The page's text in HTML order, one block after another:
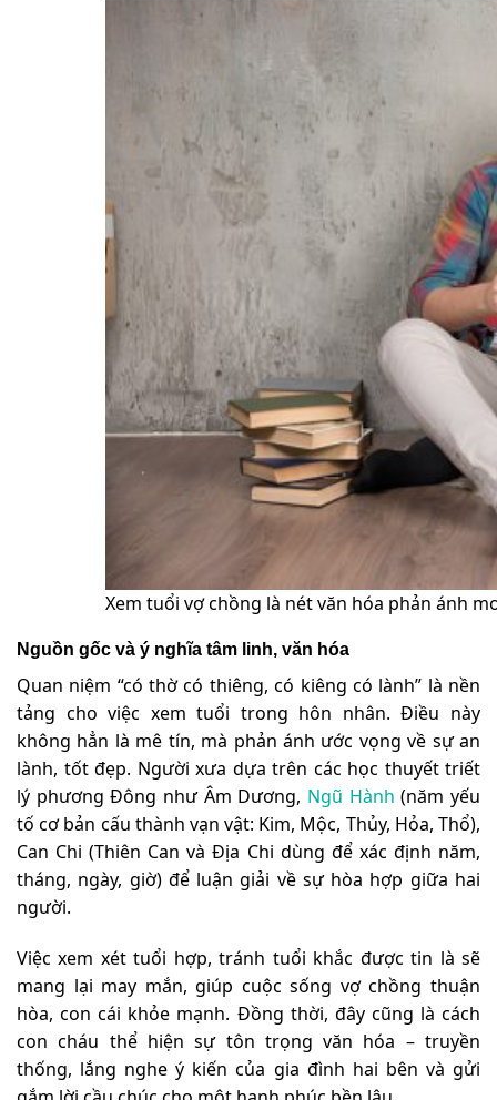
Xem tuổi vợ chồng là nét văn hóa phản ánh
Nguồn gốc và ý nghĩa tâm linh, văn hóa
Quan niệm “có thờ có thiêng, có kiêng có lành” là nền
tảng cho việc xem tuổi trong hôn nhân. Điều này
không hẳn là mê tín, mà phản ánh ước vọng về sự an
lành, tốt đẹp. Người xưa dựa trên các học thuyết triết
lý phương Đông như Âm Dương, Ngũ Hành (năm yếu
tố cơ bản cấu thành vạn vật: Kim, Mộc, Thủy, Hỏa, Thổ),
Can Chi (Thiên Can và Địa Chi dùng để xác định năm,
tháng, ngày, giờ) để luận giải về sự hòa hợp giữa hai
người.
Việc xem xét tuổi hợp, tránh tuổi khắc được tin là sẽ
mang lại may mắn, giúp cuộc sống vợ chồng thuận
hòa, con cái khỏe mạnh. Đồng thời, đây cũng là cách
con cháu thể hiện sự tôn trọng văn hóa – truyền
thống, lắng nghe ý kiến của gia đình hai bên và gửi